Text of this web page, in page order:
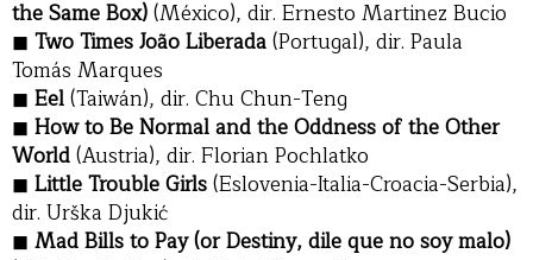
the Same Box)(México), dir. Ernesto Martinez Bucio
Two Times João Liberada(Portugal), dir. Paula
Tomás Marques
Eel(Taiwán), dir. Chu Chun-Teng
How to Be Normal and the Oddness of the Other
World(Austria), dir. Florian Pochlatko
Little Trouble Girls(Eslovenia-Italia-Croacia-Serbia),
dir. Urška Djukić
Mad Bills to Pay (or Destiny, dile que no soy malo)